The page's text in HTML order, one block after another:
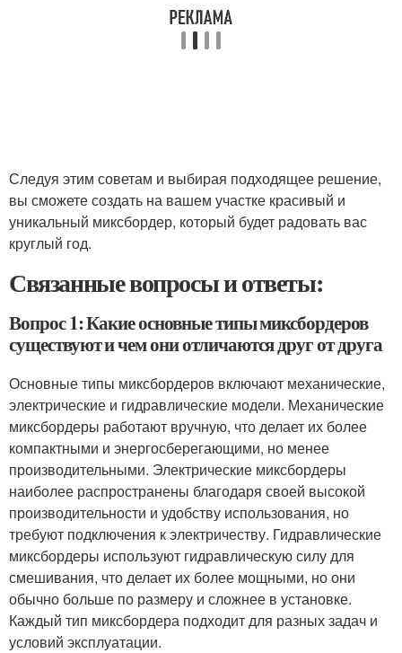
Следуя этим советам и выбирая подходящее решение,
вы сможете создать на вашем участке красивый и
уникальный миксбордер, который будет радовать вас
круглый год.
Связанные вопросы и ответы:
Вопрос 1: Какие основные типы миксбордеров
существуют и чем они отличаются друг от друга
Основные типы миксбордеров включают механические,
электрические и гидравлические модели. Механические
миксбордеры работают вручную, что делает их более
компактными и энергосберегающими, но менее
производительными. Электрические миксбордеры
наиболее распространены благодаря своей высокой
производительности и удобству использования, но
требуют подключения к электричеству. Гидравлические
миксбордеры используют гидравлическую силу для
смешивания, что делает их более мощными, но они
обычно больше по размеру и сложнее в установке.
Каждый тип миксбордера подходит для разных задач и
условий эксплуатации.